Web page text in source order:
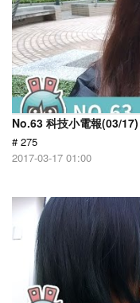
No.63 科技小電報(03/17)
# 275
2017-03-17 01:00